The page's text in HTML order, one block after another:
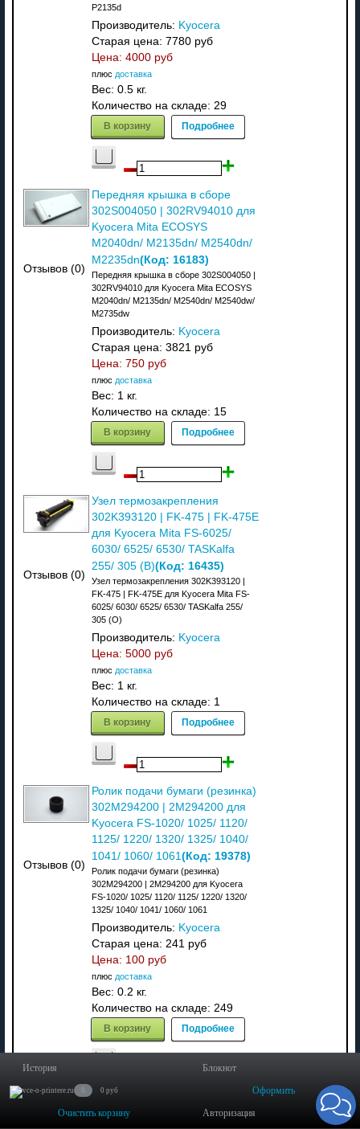
P2135d
Производитель: Kyocera
Старая цена: 7780 руб
Цена: 4000 руб
плюс доставка
Вес: 0.5 кг.
Количество на складе: 29
В корзину Подробнее
Отзывов (0)
Передняя крышка в сборе
302S004050 | 302RV94010 для
Kyocera Mita ECOSYS
M2040dn/ M2135dn/ M2540dn/
M2235dn(Код: 16183)
Передняя крышка в сборе 302S004050 |
302RV94010 для Kyocera Mita ECOSYS
M2040dn/ M2135dn/ M2540dn/ M2540dw/
M2735dw
Производитель: Kyocera
Старая цена: 3821 руб
Цена: 750 руб
плюс доставка
Вес: 1 кг.
Количество на складе: 15
В корзину Подробнее
Отзывов (0)
Узел термозакрепления
302K393120 | FK-475 | FK-475E
для Kyocera Mita FS-6025/
6030/ 6525/ 6530/ TASKalfa
255/ 305 (В)(Код: 16435)
Узел термозакрепления 302K393120 |
FK-475 | FK-475E для Kyocera Mita FS-
6025/ 6030/ 6525/ 6530/ TASKalfa 255/
305 (О)
Производитель: Kyocera
Цена: 5000 руб
плюс доставка
Вес: 1 кг.
Количество на складе: 1
В корзину Подробнее
Отзывов (0)
Ролик подачи бумаги (резинка)
302M294200 | 2M294200 для
Kyocera FS-1020/ 1025/ 1120/
1125/ 1220/ 1320/ 1325/ 1040/
1041/ 1060/ 1061 (Код: 19378)
Ролик подачи бумаги (резинка)
302M294200 | 2M294200 для Kyocera
FS-1020/ 1025/ 1120/ 1125/ 1220/ 1320/
1325/ 1040/ 1041/ 1060/ 1061
Производитель: Kyocera
Старая цена: 241 руб
Цена: 100 руб
плюс доставка
Вес: 0.2 кг.
Количество на складе: 249
В корзину Подробнее
Сервисный комплект
1702ML0NL0 | MK-1140 для
История Блокнот
0 0 руб
Оформить
Очистить корзину
Авторизация